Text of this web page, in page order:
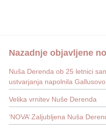
Nazadnje objavljene
Nuša Derenda ob 25 letnici
ustvarjanja napolnila
Velika vrnitev Nuše Derenda
‘NOVA’ Zaljubljena Nuša